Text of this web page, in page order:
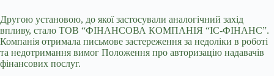
Другою установою, до якої застосували аналогічний захід
впливу, стало ТОВ “ФІНАНСОВА КОМПАНІЯ “ІС-ФІНАНС”.
Компанія отримала письмове застереження за недоліки в роботі
та недотримання вимог Положення про авторизацію надавачів
фінансових послуг.